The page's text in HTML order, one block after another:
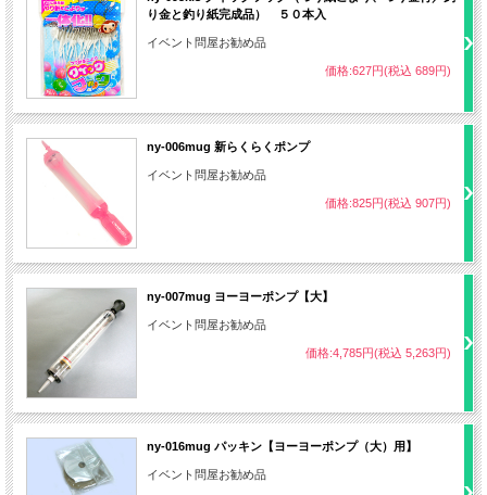
り金と釣り紙完成品） ５０本入
イベント問屋お勧め品
価格:627円(税込 689円)
ny-006mug 新らくらくポンプ
イベント問屋お勧め品
価格:825円(税込 907円)
ny-007mug ヨーヨーポンプ【大】
イベント問屋お勧め品
価格:4,785円(税込 5,263円)
ny-016mug パッキン【ヨーヨーポンプ（大）用】
イベント問屋お勧め品